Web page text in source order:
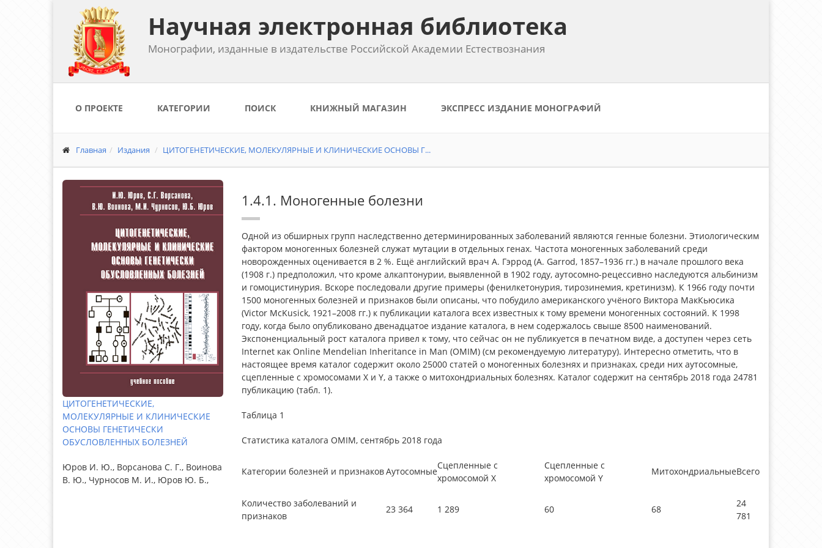
Научная электронная библиотека
Монографии, изданные в издательстве Российской Академии Естествознания
О ПРОЕКТЕ КАТЕГОРИИ ПОИСК КНИЖНЫЙ МАГАЗИН ЭКСПРЕСС ИЗДАНИЕ МОНОГРАФИЙ
Главная Издания ЦИТОГЕНЕТИЧЕСКИЕ, МОЛЕКУЛЯРНЫЕ И КЛИНИЧЕСКИЕ ОСНОВЫ Г...
ЦИТОГЕНЕТИЧЕСКИЕ,
МОЛЕКУЛЯРНЫЕ И КЛИНИЧЕСКИЕ
ОСНОВЫ ГЕНЕТИЧЕСКИ
ОБУСЛОВЛЕННЫХ БОЛЕЗНЕЙ
Юров И. Ю., Ворсанова С. Г., Воинова
В. Ю., Чурносов М. И., Юров Ю. Б.,
1.4.1. Моногенные болезни
Одной из обширных групп наследственно детерминированных заболеваний являются генные болезни. Этиологическим
фактором моногенных болезней служат мутации в отдельных генах. Частота моногенных заболеваний среди
новорожденных оценивается в 2 %. Ещё английский врач А. Гэррод (A. Garrod, 1857–1936 гг.) в начале прошлого века
(1908 г.) предположил, что кроме алкаптонурии, выявленной в 1902 году, аутосомно-рецессивно наследуются альбинизм
и гомоцистинурия. Вскоре последовали другие примеры (фенилкетонурия, тирозинемия, кретинизм). К 1966 году почти
1500 моногенных болезней и признаков были описаны, что побудило американского учёного Виктора МакКьюсика
(Victor McKusick, 1921–2008 гг.) к публикации каталога всех известных к тому времени моногенных состояний. К 1998
году, когда было опубликовано двенадцатое издание каталога, в нем содержалось свыше 8500 наименований.
Экспоненциальный рост каталога привел к тому, что сейчас он не публикуется в печатном виде, а доступен через сеть
Internet как Online Mendelian Inheritance in Man (OMIM) (см рекомендуемую литературу). Интересно отметить, что в
настоящее время каталог содержит около 25000 статей о моногенных болезнях и признаках, среди них аутосомные,
сцепленные с хромосомами X и Y, а также о митохондриальных болезнях. Каталог содержит на сентябрь 2018 года 24781
публикацию (табл. 1).
Таблица 1
Статистика каталога OMIM, сентябрь 2018 года
Категории болезней и признаковАутосомные
Сцепленные с
хромосомой Х
Сцепленные с
хромосомой Y
МитохондриальныеВсего
Количество заболеваний и
признаков
23 364 1 289 60 68
24
781